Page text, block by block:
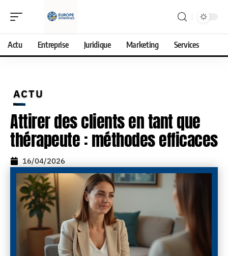
Actu Entreprise Juridique Marketing Services
ACTU
Attirer des clients en tant que
thérapeute : méthodes efficaces
16/04/2026